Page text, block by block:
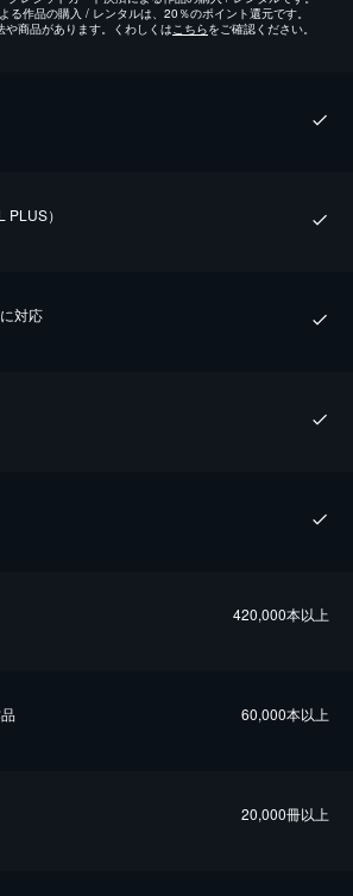
る作品の購入 / レンタルは、20％のポイント還元です。
商品があります。くわしくは こちらをご確認ください。
PLUS）
対応
420,000本以上
60,000本以上
20,000冊以上